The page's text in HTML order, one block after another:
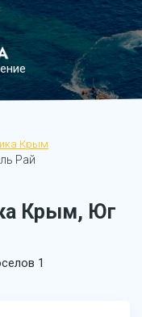
Крым
Рай
Крым, Юг
1